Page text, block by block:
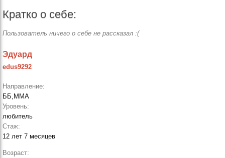
Кратко о себе:
Пользователь ничего о себе не рассказал :(
Эдуард
edus9292
Направление:
ББ,ММА
Уровень:
любитель
Стаж:
12 лет 7 месяцев
Возраст: